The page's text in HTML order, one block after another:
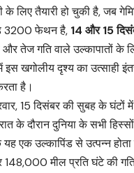
लिए तैयारी हो चुकी है, जब
3200 फेथन है, 14 और 15
तेज गति वाले उल्कापातों के
खगोलीय दृश्य का उत्साही
है।
15 दिसंबर की सुबह के
के दौरान दुनिया के सभी
यह एक उल्कापिंड से उत्पन्न
148,000 मील प्रति घंटे की